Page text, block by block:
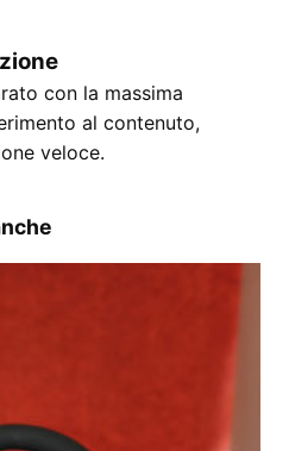
con la massima
al contenuto,
veloce.